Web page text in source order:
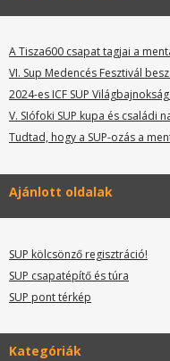
A Tisza600 csapat tagjai a
VI. Sup Medencés Fesztivál
2024-es ICF SUP
V. SIófoki SUP kupa és családi
Tudtad, hogy a SUP-ozás a
Ajánlott oldalak
SUP kölcsönző regisztráció!
SUP csapatépítő és túra
SUP pont térkép
Kategóriák